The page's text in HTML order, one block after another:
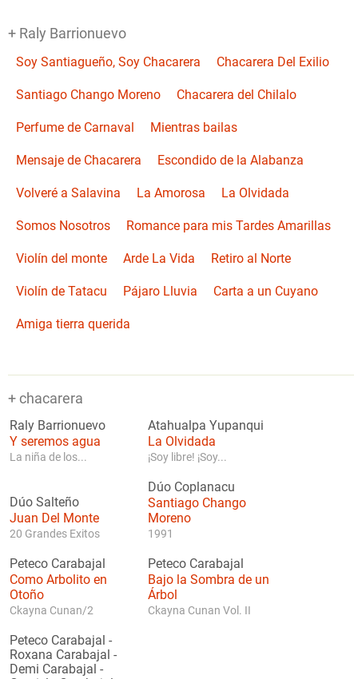
+ Raly Barrionuevo
Soy Santiagueño, Soy Chacarera Chacarera Del Exilio
Santiago Chango Moreno Chacarera del Chilalo
Perfume de Carnaval Mientras bailas
Mensaje de Chacarera Escondido de la Alabanza
Volveré a Salavina La Amorosa La Olvidada
Somos Nosotros Romance para mis Tardes Amarillas
Violín del monte Arde La Vida Retiro al Norte
Violín de Tatacu Pájaro Lluvia Carta a un Cuyano
Amiga tierra querida
+ chacarera
Raly Barrionuevo
Y seremos agua
La niña de los...
Atahualpa Yupanqui
La Olvidada
¡Soy libre! ¡Soy...
Dúo Salteño
Juan Del Monte
20 Grandes Exitos
Dúo Coplanacu
Santiago Chango
Moreno
1991
Peteco Carabajal
Como Arbolito en
Otoño
Ckayna Cunan/2
Peteco Carabajal
Bajo la Sombra de un
Árbol
Ckayna Cunan Vol. II
Peteco Carabajal -
Roxana Carabajal -
Demi Carabajal -